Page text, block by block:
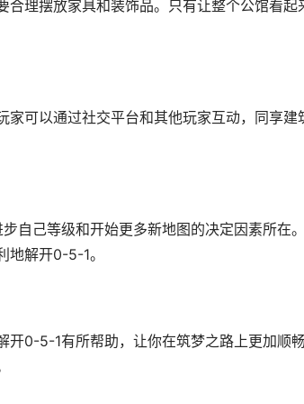
合理摆放家具和装饰品。只有让整个公馆看
家可以通过社交平台和其他玩家互动，同享
自己等级和开始更多新地图的决定因素所在
地解开0-5-1。
开0-5-1有所帮助，让你在筑梦之路上更加顺